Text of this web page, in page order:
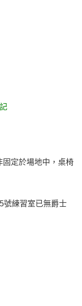
固定於場地中，桌椅
號練習室已無爵士